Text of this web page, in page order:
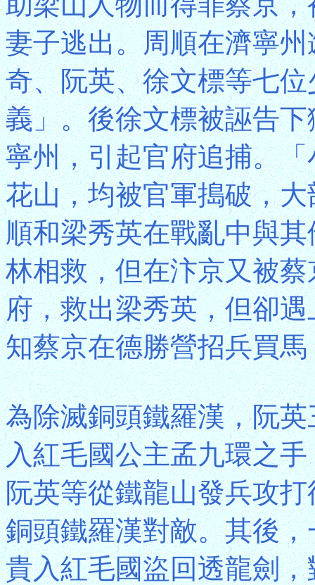
妻子逃出。周順在濟寧
奇、阮英、徐文標等七
義」。後徐文標被誣告
寧州，引起官府追捕。
花山，均被官軍搗破，
順和梁秀英在戰亂中與
林相救，但在汴京又被
府，救出梁秀英，但卻
知蔡京在德勝營招兵買
為除滅銅頭鐵羅漢，阮
入紅毛國公主孟九環之
阮英等從鐵龍山發兵攻
銅頭鐵羅漢對敵。其後
貴入紅毛國盜回透龍劍